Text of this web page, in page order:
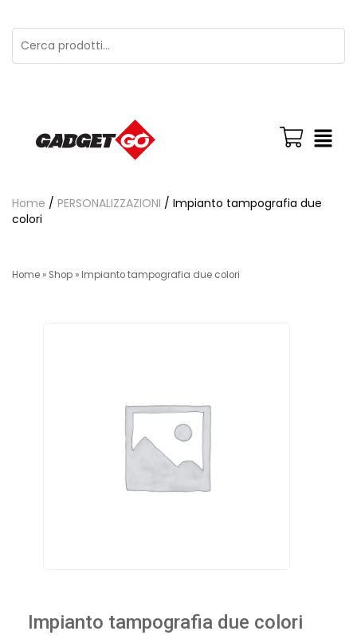
Home / PERSONALIZZAZIONI / Impianto tampografia due
colori
Home » Shop » Impianto tampografia due colori
Impianto tampografia due colori